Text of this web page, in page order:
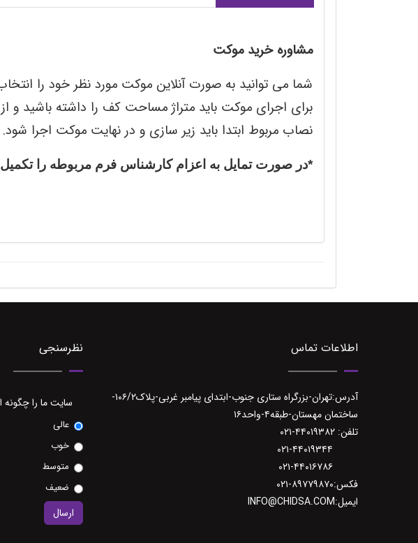
مشاوره خرید موکت
شما می توانید به صورت آنلاین موکت مورد نظر خود را
برای اجرای موکت باید متراژ مساحت کف را داشته
نصاب مربوط ابتدا باید زیر سازی و در نهایت موکت اجرا شود.
*در صورت تمایل به اعزام کارشناس فرم مربوطه را تکمیل
اطلاعات تماس
آدرس:تهران-بزرگراه ستاری جنوب-ابتدای پیامبر غربی-پلاک۱۰۶/۲-
ساختمان مهستان-طبقه۴-واحد۱۶
تلفن: ۴۴۰۱۹۳۸۲-۰۲۱
فکس:۸۹۷۷۹۸۷۰-۰۲۱
ایمیل:INFO@CHIDSA.COM
نظرسنجی
سایت ما را چگونه
عالی
خوب
متوسط
ضعیف